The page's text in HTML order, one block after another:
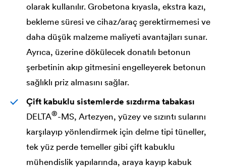
olarak kullanılır. Grobetona kıyasla, ekstra kazı,
bekleme süresi ve cihaz/araç gerektirmemesi ve
daha düşük malzeme maliyeti avantajları sunar.
Ayrıca, üzerine dökülecek donatılı betonun
şerbetinin akıp gitmesini engelleyerek betonun
sağlıklı priz almasını sağlar.
Çift kabuklu sistemlerde sızdırma tabakası
DELTA®-MS, Artezyen, yüzey ve sızıntı sularını
karşılayıp yönlendirmek için delme tipi tüneller,
tek yüz perde temeller gibi çift kabuklu
mühendislik yapılarında, araya kayıp kabuk